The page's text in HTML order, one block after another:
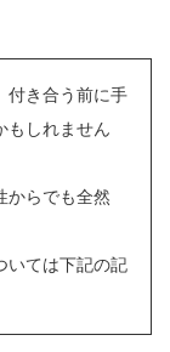
付き合う前に手
もしれません
からでも全然
いては下記の記